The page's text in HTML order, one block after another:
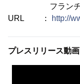
フランチャイ
URL ：
http://
プレスリリース動画